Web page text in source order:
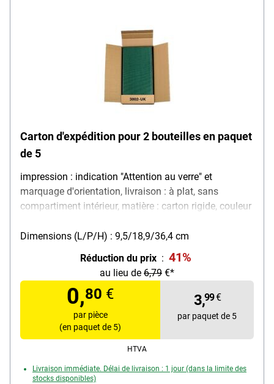
Carton d'expédition pour 2 bouteilles en paquet
de 5
impression : indication "Attention au verre" et
marquage d'orientation, livraison : à plat, sans
compartiment intérieur, matière : carton rigide, couleur
Dimensions (L/P/H) : 9,5/18,9/36,4 cm
Réduction du prix : 41%
au lieu de 6,79 €*
0,80 €
par pièce
(en paquet de 5)
3,99€
par paquet de 5
HTVA
Livraison immédiate. Délai de livraison : 1 jour (dans la limite des
stocks disponibles)